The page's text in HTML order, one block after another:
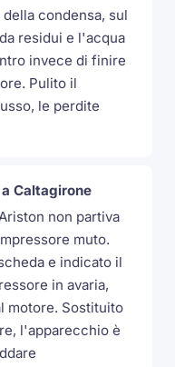
condensa, sul
residui e l'acqua
invece di finire
Pulito il
le perdite
Caltagirone
non partiva
muto.
e indicato il
in avaria,
motore. Sostituito
l'apparecchio è